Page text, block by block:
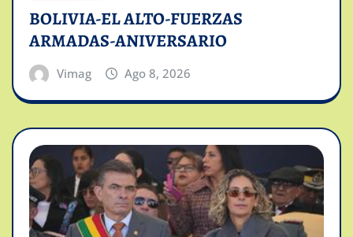
BOLIVIA-EL ALTO-FUERZAS
ARMADAS-ANIVERSARIO
Vimag Ago 8, 2026